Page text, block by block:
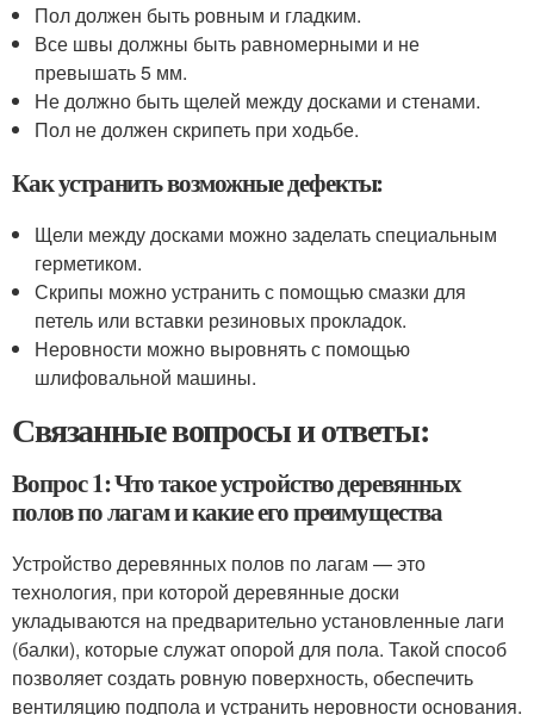
Пол должен быть ровным и гладким.
Все швы должны быть равномерными и не
превышать 5 мм.
Не должно быть щелей между досками и стенами.
Пол не должен скрипеть при ходьбе.
Как устранить возможные дефекты:
Щели между досками можно заделать специальным
герметиком.
Скрипы можно устранить с помощью смазки для
петель или вставки резиновых прокладок.
Неровности можно выровнять с помощью
шлифовальной машины.
Связанные вопросы и ответы:
Вопрос 1: Что такое устройство деревянных
полов по лагам и какие его преимущества
Устройство деревянных полов по лагам — это
технология, при которой деревянные доски
укладываются на предварительно установленные лаги
(балки), которые служат опорой для пола. Такой способ
позволяет создать ровную поверхность, обеспечить
вентиляцию подпола и устранить неровности основания.